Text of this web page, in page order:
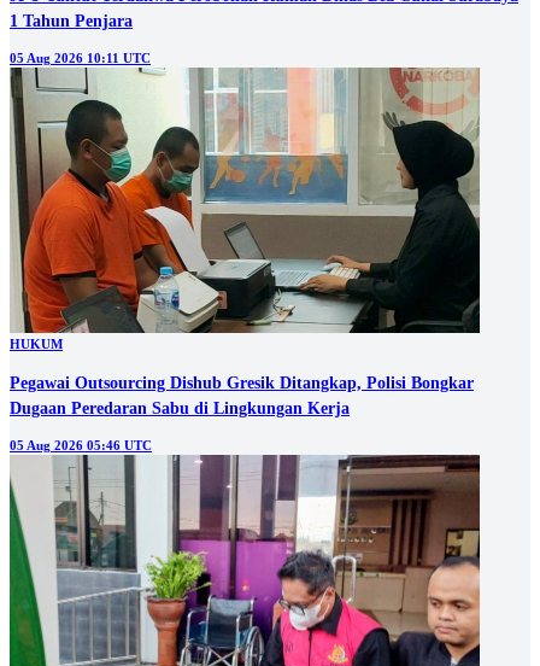
1 Tahun Penjara
05 Aug 2026 10:11 UTC
HUKUM
Pegawai Outsourcing Dishub Gresik Ditangkap, Polisi Bongkar
Dugaan Peredaran Sabu di Lingkungan Kerja
05 Aug 2026 05:46 UTC